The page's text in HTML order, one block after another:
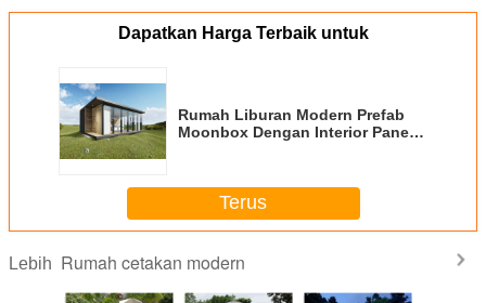
Dapatkan Harga Terbaik untuk
Rumah Liburan Modern Prefab
Moonbox Dengan Interior Panel
Terus
Lebih Rumah cetakan modern